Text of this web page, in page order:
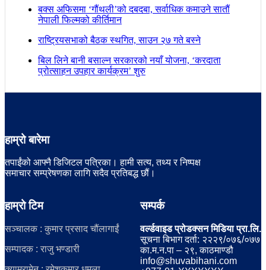
बक्स अफिसमा ‘गौंथली’को दबदबा, सर्वाधिक कमाउने सातौं
नेपाली फिल्मको कीर्तिमान
राष्ट्रियसभाको बैठक स्थगित, साउन २७ गते बस्ने
बिल लिने बानी बसाल्न सरकारको नयाँ योजना, ‘करदाता
प्रोत्साहन उपहार कार्यक्रम’ शुरु
हाम्रो बारेमा
तपाईंको आफ्नै डिजिटल पत्रिका। हामी सत्य, तथ्य र निष्पक्ष
समाचार सम्प्रेषणका लागि सदैव प्रतिबद्ध छौं।
हाम्रो टिम
सञ्चालक : कुमार प्रसाद चौंलागाईं
सम्पादक : राजु भण्डारी
सम्पर्क
वर्ल्डवाइड प्रोडक्सन मिडिया प्रा.लि.
सूचना बिभाग दर्ता: २२२९/०७६/०७७
का.म.न.पा – २९, काठमाण्डौ
info@shuvabihani.com